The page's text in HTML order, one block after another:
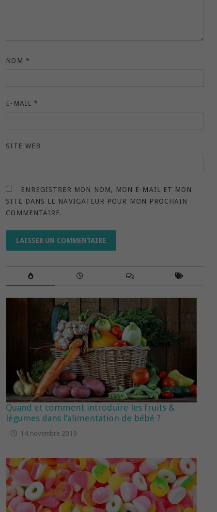
NOM *
E-MAIL *
SITE WEB
ENREGISTRER MON NOM, MON E-MAIL ET MON
SITE DANS LE NAVIGATEUR POUR MON PROCHAIN
COMMENTAIRE.
Quand et comment introduire les fruits &
légumes dans l’alimentation de bébé ?
14 novembre 2019